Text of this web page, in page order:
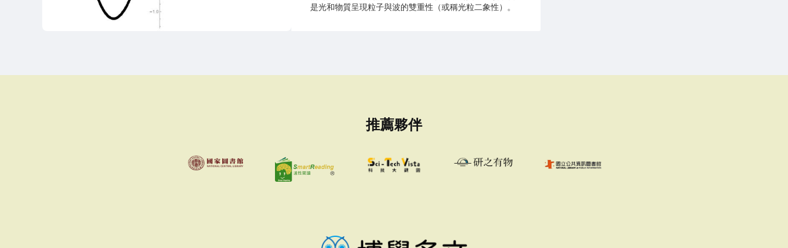
是光和物質呈現粒子與波的雙重性（或稱光粒二象性）。
推薦夥伴